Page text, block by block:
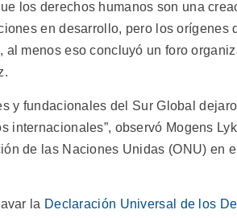
los derechos humanos son una
en desarrollo, pero los orígenes
al menos eso concluyó un foro
y fundacionales del Sur Global
internacionales”, observó Mogens
de las Naciones Unidas (ONU) en
la Declaración Universal de los